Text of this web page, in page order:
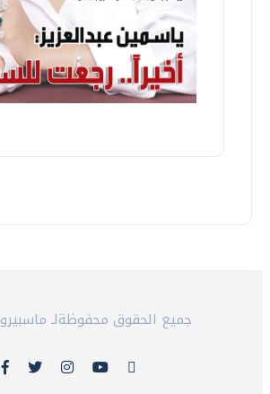
© 2026 جميع الحقوق محفوظةلـ ماسبيرو